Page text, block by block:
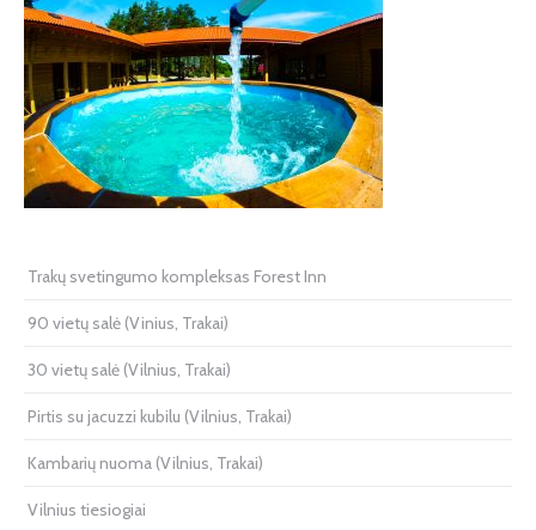
Trakų svetingumo kompleksas Forest Inn
90 vietų salė (Vinius, Trakai)
30 vietų salė (Vilnius, Trakai)
Pirtis su jacuzzi kubilu (Vilnius, Trakai)
Kambarių nuoma (Vilnius, Trakai)
Vilnius tiesiogiai